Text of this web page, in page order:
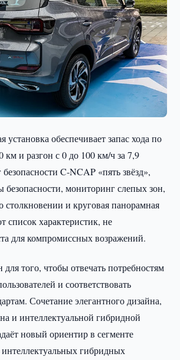
установка обеспечивает запас хода по
и разгон с 0 до 100 км/ч за 7,9
C-NCAP «пять звёзд»,
безопасности, мониторинг слепых зон,
столкновении и круговая панорамная
список характеристик, не
для компромиссных возражений.
того, чтобы отвечать потребностям
и соответствовать
Сочетание элегантного дизайна,
и интеллектуальной гибридной
новый ориентир в сегменте
гибридных